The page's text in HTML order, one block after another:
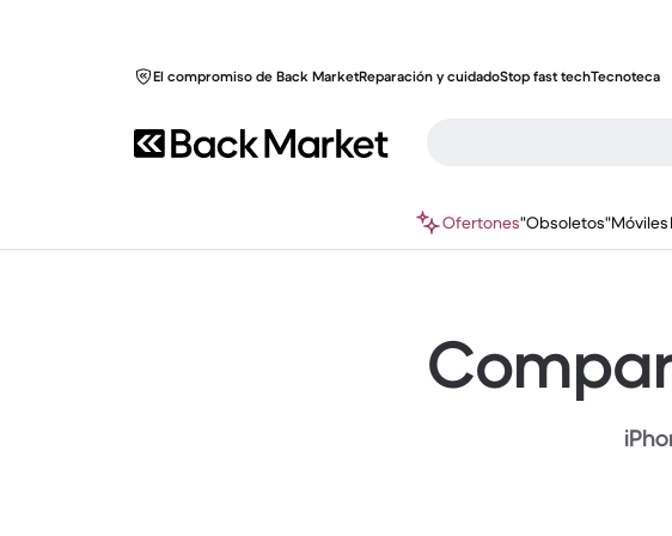
El compromiso de Back MarketReparación y cuidadoStop fast techTecnoteca
Ofertones"Obsoletos"Móviles